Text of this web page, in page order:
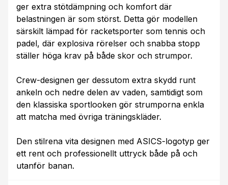
ger extra stötdämpning och komfort där
belastningen är som störst. Detta gör modellen
särskilt lämpad för racketsporter som tennis och
padel, där explosiva rörelser och snabba stopp
ställer höga krav på både skor och strumpor.
Crew-designen ger dessutom extra skydd runt
ankeln och nedre delen av vaden, samtidigt som
den klassiska sportlooken gör strumporna enkla
att matcha med övriga träningskläder.
Den stilrena vita designen med ASICS-logotyp ger
ett rent och professionellt uttryck både på och
utanför banan.